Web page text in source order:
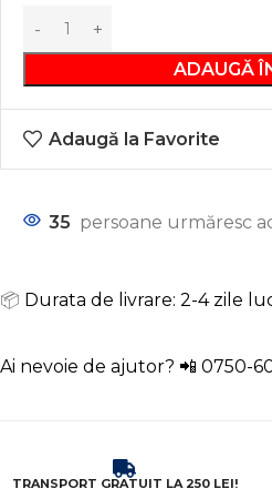
ADAUGĂ
Adaugă la Favorite
35 persoane urmăresc
📦 Durata de livrare: 2-4 zile
Ai nevoie de ajutor? 📲 0750-
TRANSPORT GRATUIT LA 250 LEI!